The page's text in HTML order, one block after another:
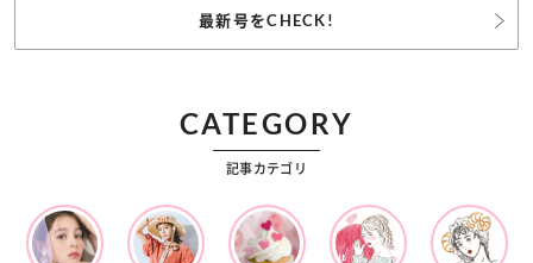
最新号をCHECK!
CATEGORY
記事カテゴリ